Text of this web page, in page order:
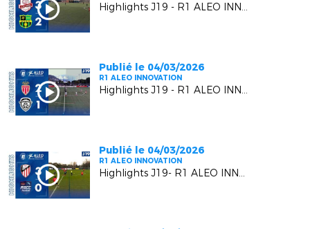
Highlights J19 - R1 ALEO INNOVATION | Luynes S VS US Carqueiranne Crau
Publié le 04/03/2026
R1 ALEO INNOVATION
Highlights J19 - R1 ALEO INNOVATION | AS Monaco FC 2 VS FC Beausoleil
Publié le 04/03/2026
R1 ALEO INNOVATION
Highlights J19- R1 ALEO INNOVATION | AC Vedène Le Pontet VS AS Cagnes Le Cros